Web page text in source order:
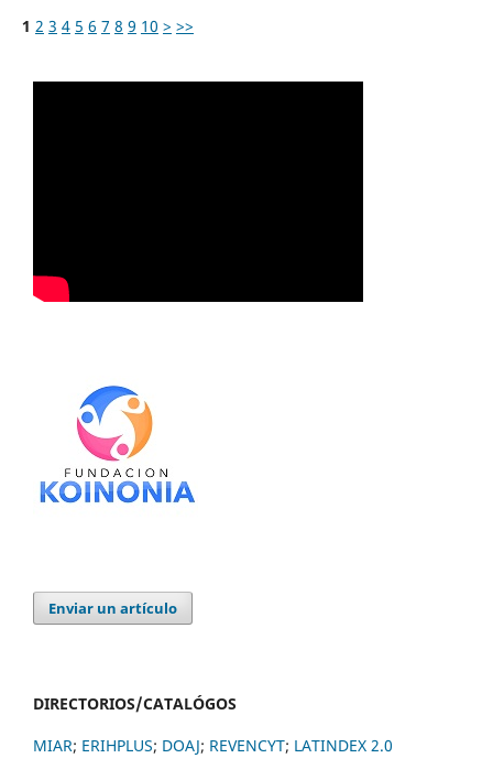
1 2 3 4 5 6 7 8 9 10 > >>
Enviar un artículo
DIRECTORIOS/CATALÓGOS
MIAR; ERIHPLUS; DOAJ; REVENCYT; LATINDEX 2.0